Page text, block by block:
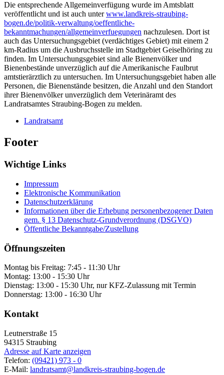
Die entsprechende Allgemeinverfügung wurde im Amtsblatt
veröffentlicht und ist auch unterwww.landkreis-straubing-
bogen.de/politik-verwaltung/oeffentliche-
bekanntmachungen/allgemeinverfuegungen nachzulesen. Dort ist
auch das Untersuchungsgebiet (verdächtiges Gebiet) mit einem 2
km-Radius um die Ausbruchsstelle im Stadtgebiet Geiselhöring zu
finden. Im Untersuchungsgebiet sind alle Bienenvölker und
Bienenbestände unverzüglich auf die Amerikanische Faulbrut
amtstierärztlich zu untersuchen. Im Untersuchungsgebiet haben alle
Personen, die Bienenstände besitzen, die Anzahl und den Standort
ihrer Bienenvölker unverzüglich dem Veterinäramt des
Landratsamtes Straubing-Bogen zu melden.
Landratsamt
Footer
Wichtige Links
Impressum
Elektronische Kommunikation
Datenschutzerklärung
Informationen über die Erhebung personenbezogener Daten
gem. § 13 Datenschutz-Grundverordnung (DSGVO)
Öffentliche Bekanntgabe/Zustellung
Öffnungszeiten
Montag bis Freitag: 7:45 - 11:30 Uhr
Montag: 13:00 - 15:30 Uhr
Dienstag: 13:00 - 15:30 Uhr, nur KFZ-Zulassung mit Termin
Donnerstag: 13:00 - 16:30 Uhr
Kontakt
Leutnerstraße 15
94315 Straubing
Adresse auf Karte anzeigen
Telefon: (09421) 973 - 0
E-Mail: landratsamt@landkreis-straubing-bogen.de